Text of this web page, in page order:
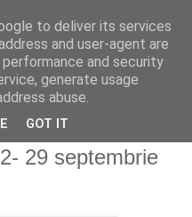
29 septembrie
to deliver its services
and user-agent are
and security
generate usage
abuse.
GOT IT